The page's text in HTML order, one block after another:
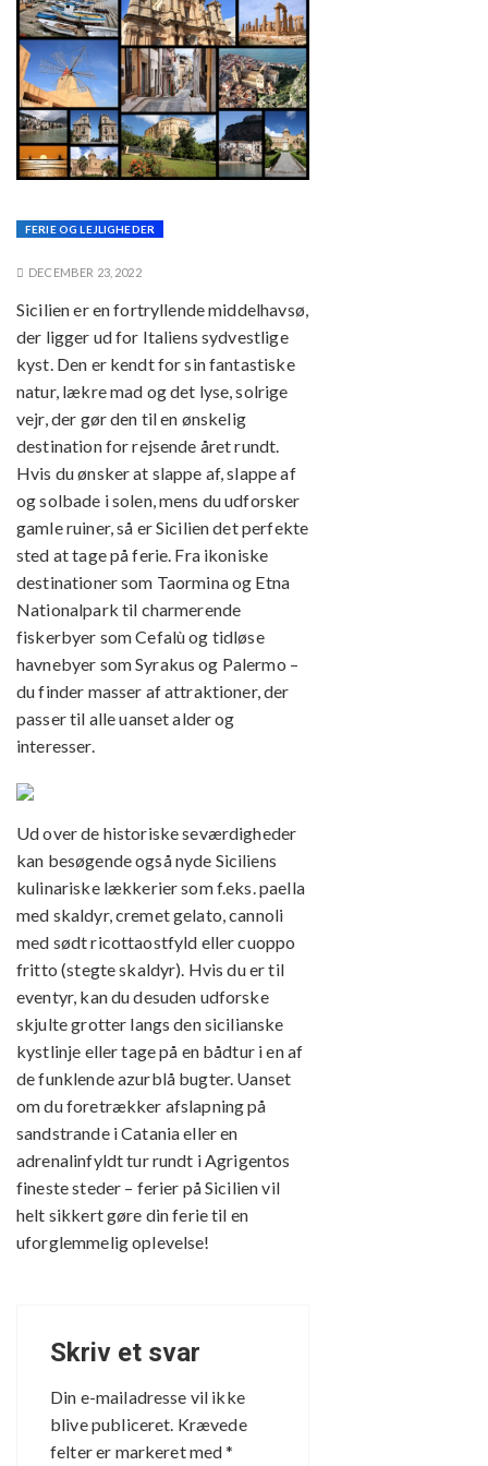
FERIE OG LEJLIGHEDER
DECEMBER 23, 2022
Sicilien er en fortryllende middelhavsø,
der ligger ud for Italiens sydvestlige
kyst. Den er kendt for sin fantastiske
natur, lækre mad og det lyse, solrige
vejr, der gør den til en ønskelig
destination for rejsende året rundt.
Hvis du ønsker at slappe af, slappe af
og solbade i solen, mens du udforsker
gamle ruiner, så er Sicilien det perfekte
sted at tage på ferie. Fra ikoniske
destinationer som Taormina og Etna
Nationalpark til charmerende
fiskerbyer som Cefalù og tidløse
havnebyer som Syrakus og Palermo –
du finder masser af attraktioner, der
passer til alle uanset alder og
interesser.
Ud over de historiske seværdigheder
kan besøgende også nyde Siciliens
kulinariske lækkerier som f.eks. paella
med skaldyr, cremet gelato, cannoli
med sødt ricottaostfyld eller cuoppo
fritto (stegte skaldyr). Hvis du er til
eventyr, kan du desuden udforske
skjulte grotter langs den sicilianske
kystlinje eller tage på en bådtur i en af
de funklende azurblå bugter. Uanset
om du foretrækker afslapning på
sandstrande i Catania eller en
adrenalinfyldt tur rundt i Agrigentos
fineste steder – ferier på Sicilien vil
helt sikkert gøre din ferie til en
uforglemmelig oplevelse!
Skriv et svar
Din e-mailadresse vil ikke
blive publiceret. Krævede
felter er markeret med*